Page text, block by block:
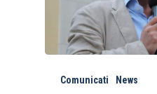
Comunicati News